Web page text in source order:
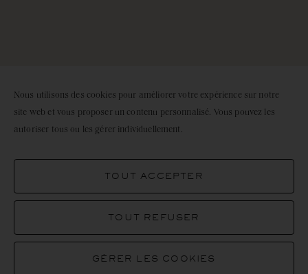
Nous utilisons des cookies pour améliorer votre expérience sur notre
site web et vous proposer un contenu personnalisé. Vous pouvez les
autoriser tous ou les gérer individuellement.
TOUT ACCEPTER
TOUT REFUSER
GÉRER LES COOKIES